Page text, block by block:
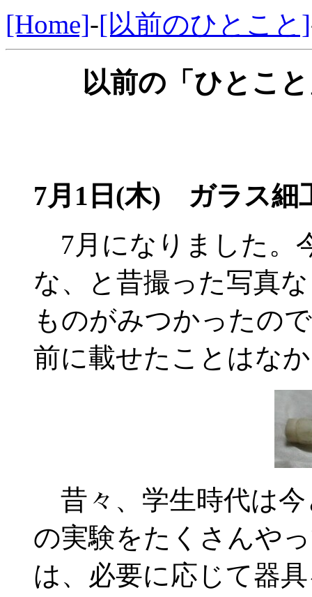
[Home]-[以前のひとこと]
以前の「ひとこ
7月1日(木) ガラス細
7月になりました。
な、と昔撮った写真
ものがみつかったの
前に載せたことはな
昔々、学生時代は今
の実験をたくさんや
は、必要に応じて器